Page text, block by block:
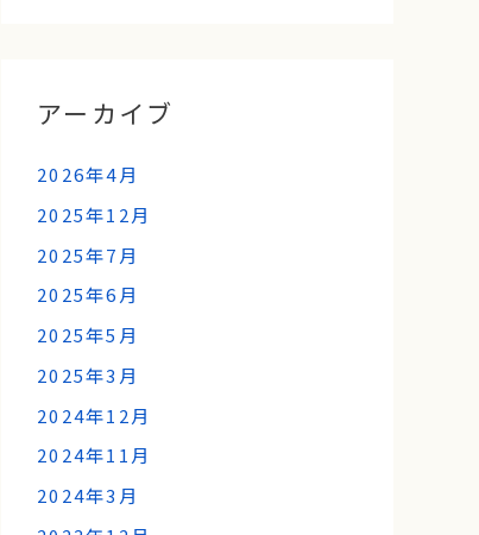
アーカイブ
2026年4月
2025年12月
2025年7月
2025年6月
2025年5月
2025年3月
2024年12月
2024年11月
2024年3月